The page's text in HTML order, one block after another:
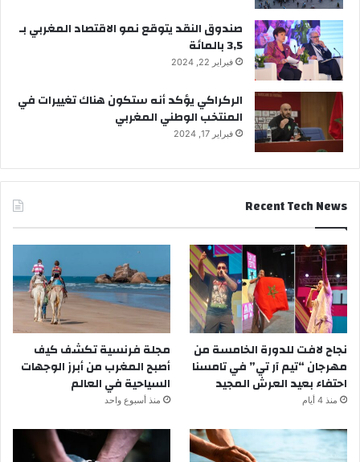
صندوق النقد يتوقع نمو الاقتصاد المغربي بـ
3,5 بالمائة
فبراير 22, 2024
الركراكي يؤكد أنه ستكون هناك تغييرات في
المنتخب الوطني المغربي
فبراير 17, 2024
Recent Tech News
نجاح لافت للدورة الخامسة من
مهرجان “تيم آر تي” في تامسنا
احتفاء بعيد العرش المجيد
منذ 4 أيام
مجلة فرنسية تكشف كيف
أصبح المغرب من أبرز الوجهات
السياحية في العالم
منذ أسبوع واحد